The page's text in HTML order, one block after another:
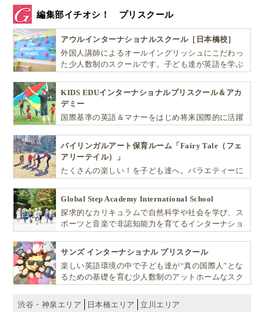
編集部イチオシ！ プリスクール
アウルインターナショナルスクール［日本橋校］
外国人講師によるオールイングリッシュにこだわっ
た少人数制のスクールです。子ども達が英語を学ぶ
KIDS EDUインターナショナルプリスクール＆アカ
デミー
国際基準の英語＆マナーをはじめ将来国際的に活躍
EDU（キッズ・エデュ）」は幼児から小学生まで一
貫して学べる充実のカリキュラムが魅力です
バイリンガルアート保育ルーム「Fairy Tale（フェ
アリーテイル）」
たくさんの楽しい！を子ども達へ。バラエティーに
Global Step Academy International School
探求的なカリキュラムで自然科学や社会を学び、ス
ポーツと音楽で非認知能力を育てるインターナショ
サンズ インターナショナル プリスクール
楽しい英語環境の中で子ども達が“真の国際人”とな
るための基礎を育む少人数制のアットホームなスク
渋谷・神泉エリア
日本橋エリア 立川エリア